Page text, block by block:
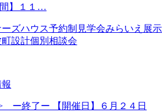
】１１…
ズハウス予約制見学会みらいえ展示
町設計個別相談会
ー終了ー 【開催日】６月２４日